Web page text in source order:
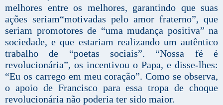
melhores entre os melhores, garantindo que suas
ações seriam“motivadas pelo amor fraterno”, que
seriam promotores de “uma mudança positiva” na
sociedade, e que estariam realizando um autêntico
trabalho de “poetas sociais”. “Nossa fé é
revolucionária”, os incentivou o Papa, e disse-lhes:
“Eu os carrego em meu coração”. Como se observa,
o apoio de Francisco para essa tropa de choque
revolucionária não poderia ter sido maior.